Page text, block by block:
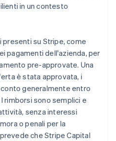
in un contesto
presenti su Stripe, come
pagamenti dell'azienda, per
pre-approvate. Una
è stata approvata, i
generalmente entro
rimborsi sono semplici e
senza interessi
o penali per la
che Stripe Capital